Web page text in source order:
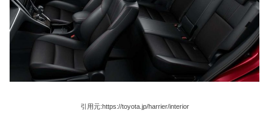
引用元:https://toyota.jp/harrier/interior